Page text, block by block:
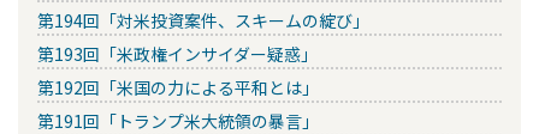
第194回「対米投資案件、スキームの綻び」
第193回「米政権インサイダー疑惑」
第192回「米国の力による平和とは」
第191回「トランプ米大統領の暴言」